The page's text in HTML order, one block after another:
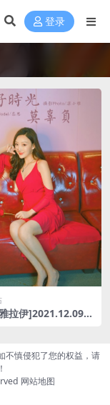
登录
拉伊]2021.12.09 N
不慎侵犯了您的权益，请
网站地图